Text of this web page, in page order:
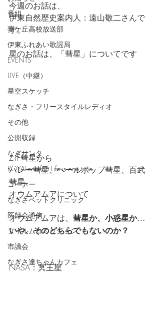
番組
夢ケ丘高校放送部
伊東ふれあい歌謡局
EVENTS
LIVE（中継）
星空スケッチ
なぎさ・フリースタイルレディオ
その他
公開収録
なぎサンタ
ROYALcomfort Life is one time
コーナー
なぎさペットクリニック
医師会通信
フィルムコミッション
市議会
なぎさ達ちゃんカフェ
今週のお話は、
伊東自然歴史案内人：遠山敬二さんで
す。
星のお話は、「彗星」についてです
ZTF彗星から
ハレー彗星、ヘールボップ彗星、百武
彗星、
オウムアムアについて
オウムアムアは、 彗星か、小惑星か…
いや、そのどちらでもないのか？
NASA：冥王星